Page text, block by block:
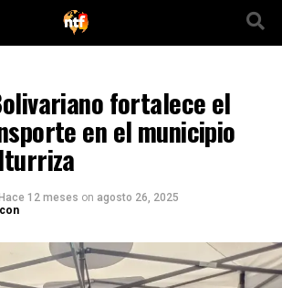
fortalece el
en el municipio
Hace 12 meses on agosto 26, 2025